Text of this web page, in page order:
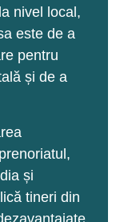
nivel local,
este de a
pentru
și de a
și
tineri din